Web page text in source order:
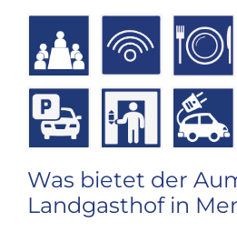
Was bietet der
Landgasthof in